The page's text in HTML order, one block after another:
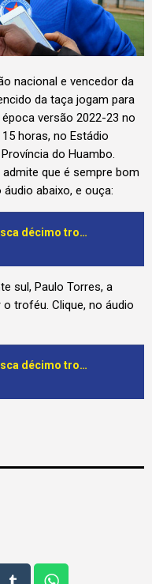
nacional e vencedor da
da taça jogam para
versão 2022-23 no
horas, no Estádio
do Huambo.
que é sempre bom
abaixo, e ouça:
Petro de Luanda pisca décimo troféu da supertaça
sul, Paulo Torres, a
troféu. Clique, no áudio
Petro de Luanda pisca décimo troféu da supertaça